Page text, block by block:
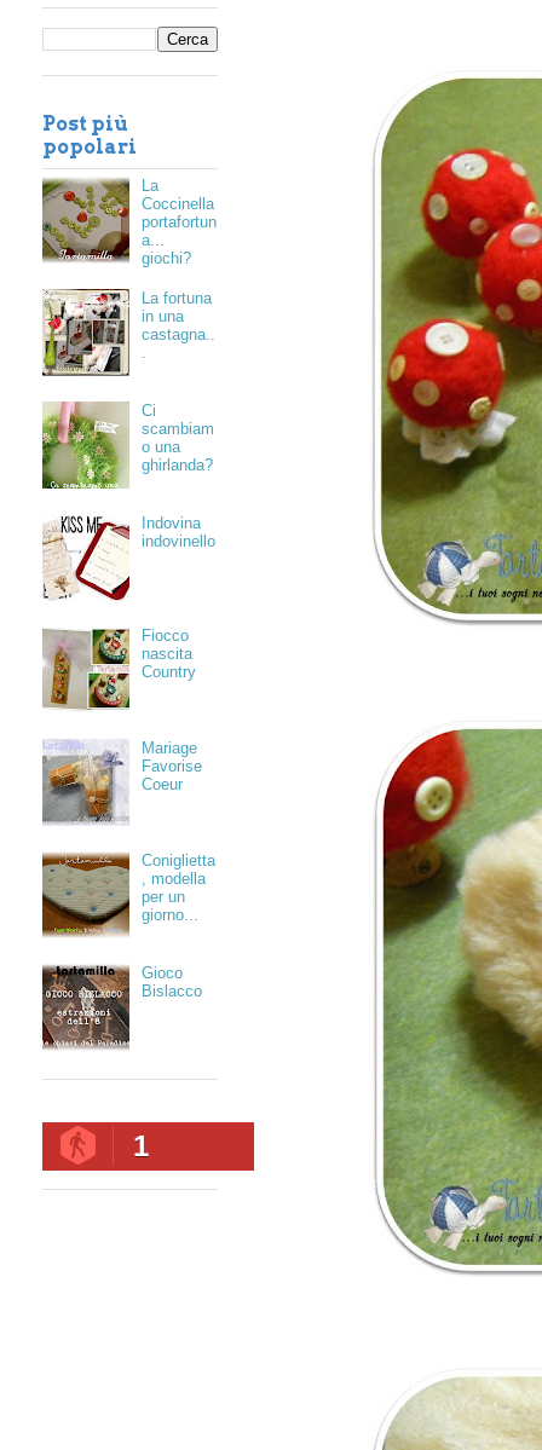
Post più
popolari
La
Coccinella
portafortun
a...
giochi?
La fortuna
in una
castagna..
.
Ci
scambiam
o una
ghirlanda?
Indovina
indovinello
Fiocco
nascita
Country
Mariage
Favorise
Coeur
Coniglietta
, modella
per un
giorno...
Gioco
Bislacco
1